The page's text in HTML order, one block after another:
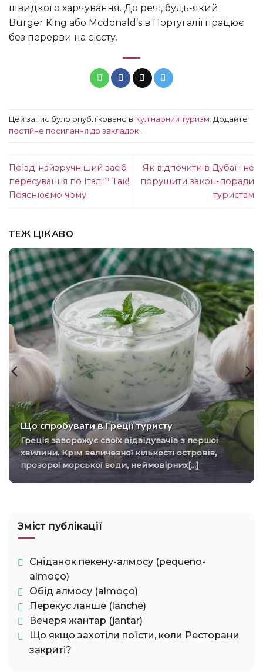
швидкого харчування. До речі, будь-який
Burger King або Mcdonald’s в Португалії працює
без перерви на сієсту.
Цей запис було опубліковано в Кулінарний туризм. Додайте
постійне посилання до закладок .
Поїзд-найзручніший засіб
пересування по Італії? Так!
Пояснюємо чому
Як відпочити в Дубаї і не
порушити закон-поради
туристам
ТЕЖ ЦІКАВО
Що спробувати в Греції туристу
Греція заворожує своїх відвідувачів з першої
хвилини. Крім величезної кількості островів,
прозорої морської води, неймовірних[...]
Зміст публікації
Сніданок пекену-алмосу (pequeno-
almoço)
Обід алмосу (almoço)
Перекус ланше (lanche)
Вечеря жантар (jantar)
Що якщо захотіли поїсти, коли Ресторани
закриті?